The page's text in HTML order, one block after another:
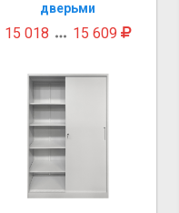
дверьми
15 018  15 609